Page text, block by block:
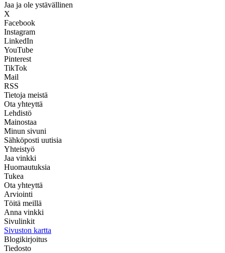
Jaa ja ole ystävällinen
X
Facebook
Instagram
LinkedIn
YouTube
Pinterest
TikTok
Mail
RSS
Tietoja meistä
Ota yhteyttä
Lehdistö
Mainostaa
Minun sivuni
Sähköposti uutisia
Yhteistyö
Jaa vinkki
Huomautuksia
Tukea
Ota yhteyttä
Arviointi
Töitä meillä
Anna vinkki
Sivulinkit
Sivuston kartta
Blogikirjoitus
Tiedosto